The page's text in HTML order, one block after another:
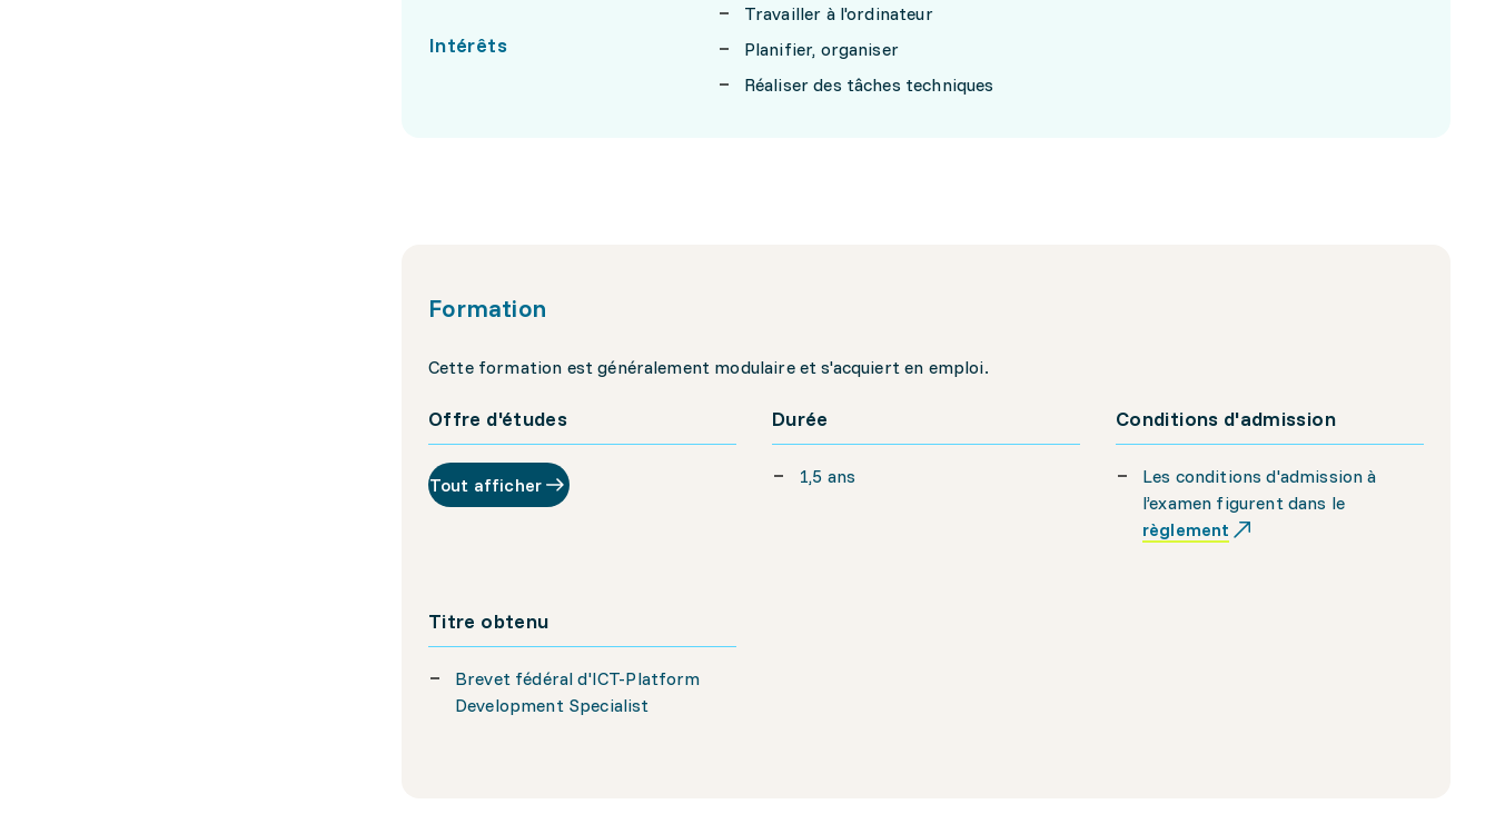
Intérêts
Travailler à l'ordinateur
Planifier, organiser
Réaliser des tâches techniques
Formation
Cette formation est généralement modulaire et s'acquiert en emploi.
Offre d'études
Tout afficher
Durée
1,5 ans
Conditions d'admission
Les conditions d'admission à
l’examen figurent dans le
règlement
Titre obtenu
Brevet fédéral d'ICT-Platform
Development Specialist